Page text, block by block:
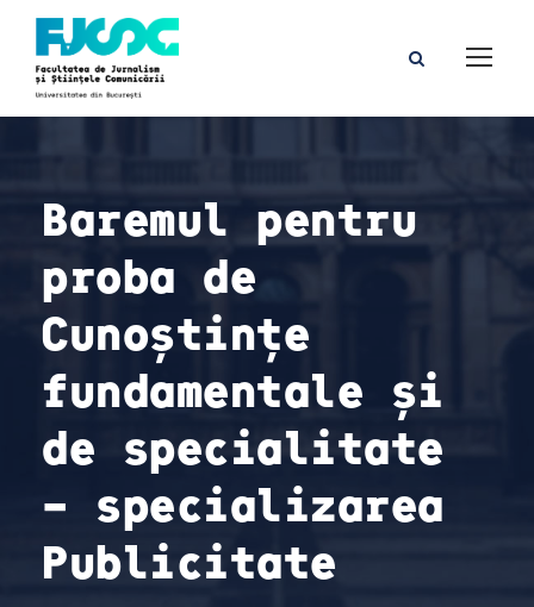
Baremul pentru
proba de
Cunoștințe
fundamentale și
de specialitate
– specializarea
Publicitate